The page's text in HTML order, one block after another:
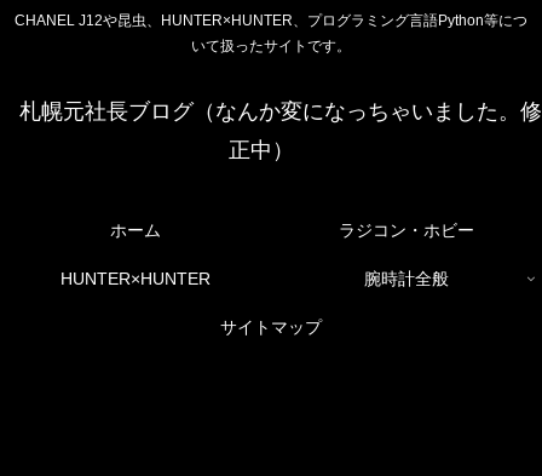
CHANEL J12や昆虫、HUNTER×HUNTER、プログラミング言語Python等につ
いて扱ったサイトです。
札幌元社長ブログ（なんか変になっちゃいました。修
正中）
ホーム ラジコン・ホビー
HUNTER×HUNTER 腕時計全般
サイトマップ